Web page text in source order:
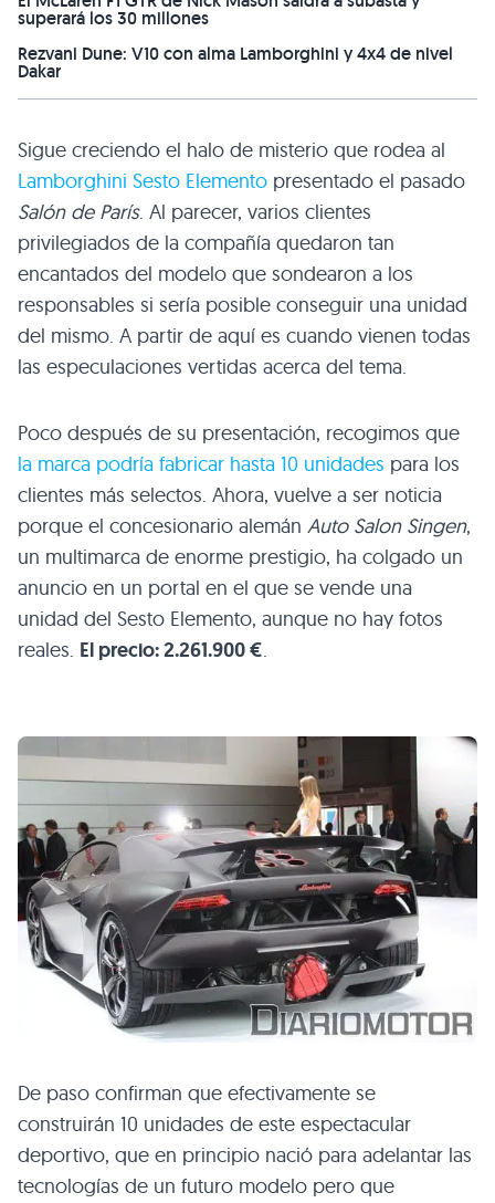
superará los 30 millones
Rezvani Dune: V10 con alma Lamborghini y 4x4 de nivel
Dakar
Sigue creciendo el halo de misterio que rodea al
Lamborghini Sesto Elemento presentado el pasado
Salón de París. Al parecer, varios clientes
privilegiados de la compañía quedaron tan
encantados del modelo que sondearon a los
responsables si sería posible conseguir una unidad
del mismo. A partir de aquí es cuando vienen todas
las especulaciones vertidas acerca del tema.
Poco después de su presentación, recogimos que
la marca podría fabricar hasta 10 unidades para los
clientes más selectos. Ahora, vuelve a ser noticia
porque el concesionario alemán Auto Salon Singen,
un multimarca de enorme prestigio, ha colgado un
anuncio en un portal en el que se vende una
unidad del Sesto Elemento, aunque no hay fotos
reales. El precio: 2.261.900 €.
De paso confirman que efectivamente se
construirán 10 unidades de este espectacular
deportivo, que en principio nació para adelantar las
tecnologías de un futuro modelo pero que